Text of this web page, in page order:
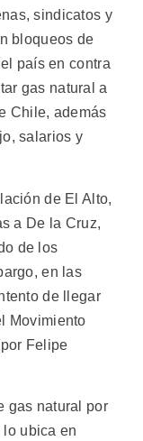
sindicatos y
bloqueos de
país en contra
gas natural a
Chile, además
salarios y
de El Alto,
a De la Cruz,
de los
en las
de llegar
Movimiento
Felipe
gas natural por
ubica en